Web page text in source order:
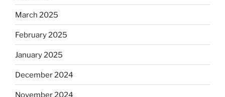
March 2025
February 2025
January 2025
December 2024
November 2024